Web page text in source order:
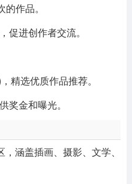
作品。
促进创作者交流。
精选优质作品推荐。
奖金和曝光。
涵盖插画、摄影、文学、